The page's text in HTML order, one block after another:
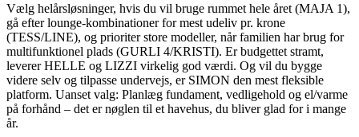
Vælg helårsløsninger, hvis du vil bruge rummet hele året (MAJA 1),
gå efter lounge-kombinationer for mest udeliv pr. krone
(TESS/LINE), og prioriter store modeller, når familien har brug for
multifunktionel plads (GURLI 4/KRISTI). Er budgettet stramt,
leverer HELLE og LIZZI virkelig god værdi. Og vil du bygge
videre selv og tilpasse undervejs, er SIMON den mest fleksible
platform. Uanset valg: Planlæg fundament, vedligehold og el/varme
på forhånd – det er nøglen til et havehus, du bliver glad for i mange
år.